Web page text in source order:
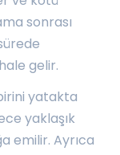
sonrası
gelir.
yatakta
yaklaşık
emilir. Ayrıca